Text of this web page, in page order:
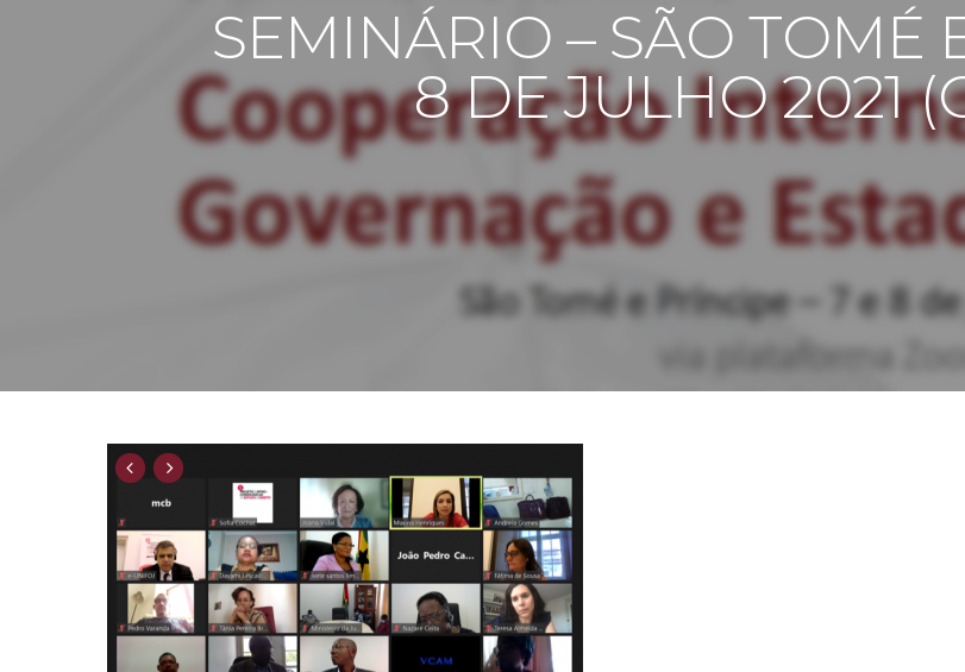
SEMINÁRIO – SÃO TOMÉ
8 DE JULHO 2021